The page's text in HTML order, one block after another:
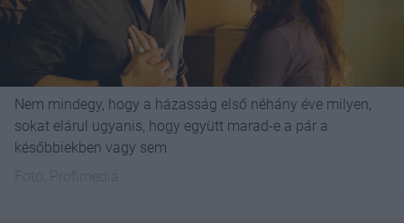
Nem mindegy, hogy a házasság első néhány éve milyen,
sokat elárul ugyanis, hogy együtt marad-e a pár a
későbbiekben vagy sem